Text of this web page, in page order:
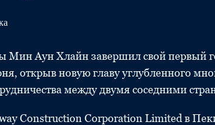
Аун Хлайн завершил свой первый
открыв новую главу углубленного
между двумя соседними
Construction Corporation Limited в